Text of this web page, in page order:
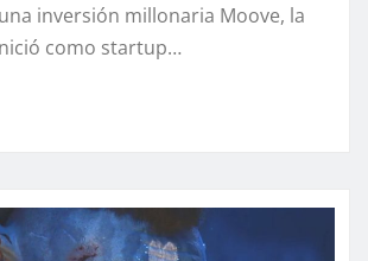
inversión millonaria Moove, la
como startup…